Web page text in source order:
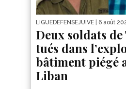
LIGUEDEFENSEJUIVE | 6 août
Deux soldats de
tués dans
bâtiment piégé
Liban